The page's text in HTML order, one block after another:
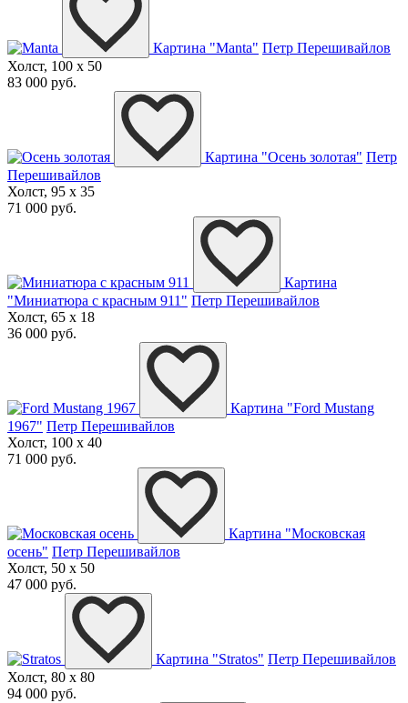
Картина "Manta" Петр Перешивайлов
Холст, 100 x 50
83 000 руб.
Картина "Осень золотая" Петр
Перешивайлов
Холст, 95 x 35
71 000 руб.
Картина
"Миниатюра с красным 911" Петр Перешивайлов
Холст, 65 x 18
36 000 руб.
Картина "Ford Mustang
1967" Петр Перешивайлов
Холст, 100 x 40
71 000 руб.
Картина "Московская
осень" Петр Перешивайлов
Холст, 50 x 50
47 000 руб.
Картина "Stratos" Петр Перешивайлов
Холст, 80 x 80
94 000 руб.